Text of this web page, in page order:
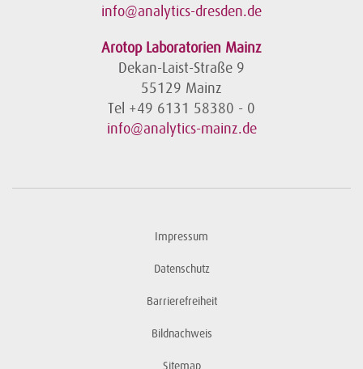
info@analytics-dresden.de
Arotop Laboratorien Mainz
Dekan-Laist-Straße 9
55129 Mainz
Tel +49 6131 58380 - 0
info@analytics-mainz.de
Impressum
Datenschutz
Barrierefreiheit
Bildnachweis
Sitemap